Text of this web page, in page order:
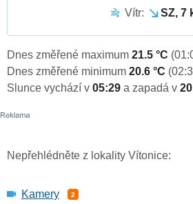
Vítr:
SZ, 7
Dnes změřené maximum 21.5 °C
Dnes změřené minimum 20.6 °C
Slunce vychází v 05:29 a zapadá v
Nepřehlédněte z lokality Vítonice:
Kamery 2